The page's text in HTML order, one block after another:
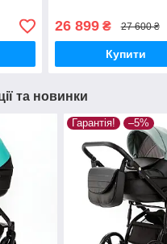
26 899₴ 27 600 ₴
Купити
та новинки
Гарантія! –5%